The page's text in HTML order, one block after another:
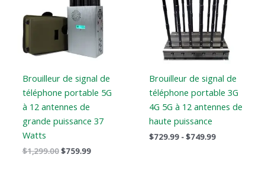
Brouilleur de signal de
téléphone portable 5G
à 12 antennes de
grande puissance 37
Watts
$1,299.00
$1,299.00.
$759.99
$759.99.
Brouilleur de signal de
téléphone portable 3G
4G 5G à 12 antennes de
haute puissance
$729.99 -$749.99
à
$749.99